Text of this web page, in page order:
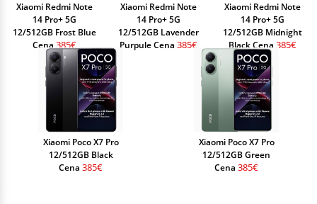
Xiaomi Redmi Note
14 Pro+ 5G
12/512GB Frost Blue
Cena 385€
Xiaomi Redmi Note
14 Pro+ 5G
12/512GB Lavender
Purpule Cena 385€
Xiaomi Redmi Note
14 Pro+ 5G
12/512GB Midnight
Black Cena 385€
Xiaomi Poco X7 Pro
12/512GB Black
Cena 385€
Xiaomi Poco X7 Pro
12/512GB Green
Cena 385€